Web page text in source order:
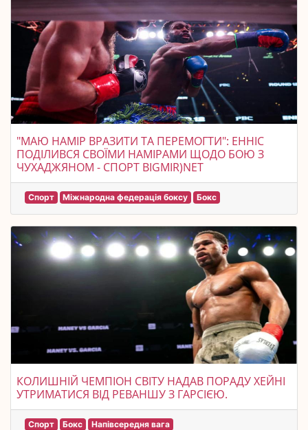
"МАЮ НАМІР ВРАЗИТИ ТА ПЕРЕМОГТИ": ЕННІС
ПОДІЛИВСЯ СВОЇМИ НАМІРАМИ ЩОДО БОЮ З
ЧУХАДЖЯНОМ - СПОРТ BIGMIR)NET
Спорт Міжнародна федерація боксу Бокс
КОЛИШНІЙ ЧЕМПІОН СВІТУ НАДАВ ПОРАДУ ХЕЙНІ
УТРИМАТИСЯ ВІД РЕВАНШУ З ГАРСІЄЮ.
Спорт Бокс Напівсередня вага